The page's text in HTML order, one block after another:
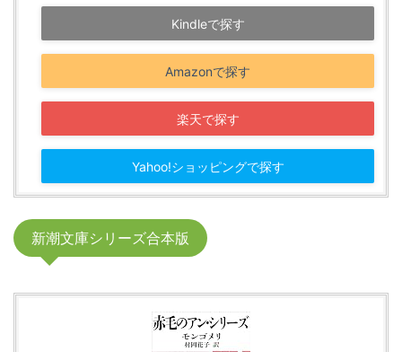
Kindleで探す
Amazonで探す
楽天で探す
Yahoo!ショッピングで探す
新潮文庫シリーズ合本版